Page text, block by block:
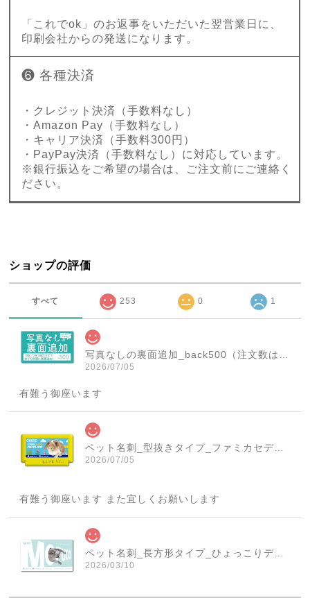
「これでok」のお返事をいただいた翌営業日に、
印刷会社からの発送になります。
❻ 各種決済
・クレジット決済（手数料なし）
・Amazon Pay（手数料なし）
・キャリア決済（手数料300円）
・PayPay決済（手数料なし）に対応しています。
※銀行振込をご希望の場合は、ご注文前にご連絡く
ださい。
ショップの評価
すべて 253 0 1
2026/07/05
有難う御座います
2026/07/05
有難う御座います また宜しくお願いします
2026/03/10